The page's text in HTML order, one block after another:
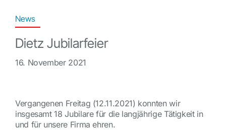
News
Dietz Jubilarfeier
16. November 2021
Vergangenen Freitag (12.11.2021) konnten wir
insgesamt 18 Jubilare für die langjährige Tätigkeit in
und für unsere Firma ehren.